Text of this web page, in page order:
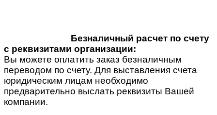
Безналичный расчет по счету
с реквизитами организации:
Вы можете оплатить заказ безналичным
переводом по счету. Для выставления счета
юридическим лицам необходимо
предварительно выслать реквизиты Вашей
компании.